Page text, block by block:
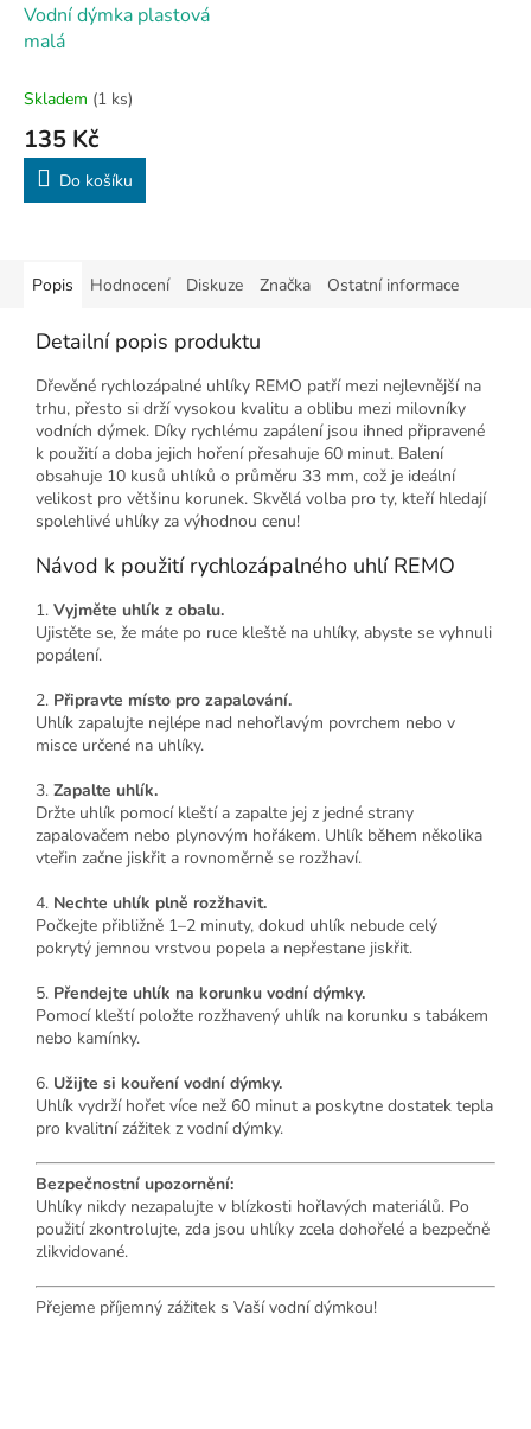
Vodní dýmka plastová
malá
Skladem (1 ks)
135 Kč
Do košíku
Popis Hodnocení Diskuze Značka Ostatní informace
Detailní popis produktu
Dřevěné rychlozápalné uhlíky REMO patří mezi nejlevnější na
trhu, přesto si drží vysokou kvalitu a oblibu mezi milovníky
vodních dýmek. Díky rychlému zapálení jsou ihned připravené
k použití a doba jejich hoření přesahuje 60 minut. Balení
obsahuje 10 kusů uhlíků o průměru 33 mm, což je ideální
velikost pro většinu korunek. Skvělá volba pro ty, kteří hledají
spolehlivé uhlíky za výhodnou cenu!
Návod k použití rychlozápalného uhlí REMO
1. Vyjměte uhlík z obalu.
Ujistěte se, že máte po ruce kleště na uhlíky, abyste se vyhnuli
popálení.
2. Připravte místo pro zapalování.
Uhlík zapalujte nejlépe nad nehořlavým povrchem nebo v
misce určené na uhlíky.
3. Zapalte uhlík.
Držte uhlík pomocí kleští a zapalte jej z jedné strany
zapalovačem nebo plynovým hořákem. Uhlík během několika
vteřin začne jiskřit a rovnoměrně se rozžhaví.
4. Nechte uhlík plně rozžhavit.
Počkejte přibližně 1–2 minuty, dokud uhlík nebude celý
pokrytý jemnou vrstvou popela a nepřestane jiskřit.
5. Přendejte uhlík na korunku vodní dýmky.
Pomocí kleští položte rozžhavený uhlík na korunku s tabákem
nebo kamínky.
6. Užijte si kouření vodní dýmky.
Uhlík vydrží hořet více než 60 minut a poskytne dostatek tepla
pro kvalitní zážitek z vodní dýmky.
Bezpečnostní upozornění:
Uhlíky nikdy nezapalujte v blízkosti hořlavých materiálů. Po
použití zkontrolujte, zda jsou uhlíky zcela dohořelé a bezpečně
zlikvidované.
Přejeme příjemný zážitek s Vaší vodní dýmkou!